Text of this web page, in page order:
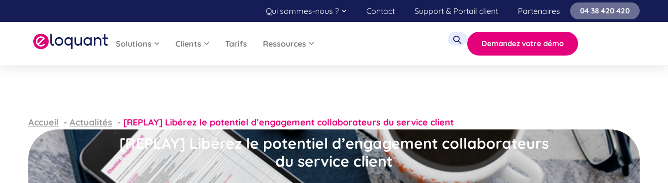
Qui sommes-nous ? Contact Support & Portail client Partenaires 04 38 420 420
Solutions Clients Tarifs Ressources Demandez votre démo
Accueil Actualités [REPLAY] Libérez le potentiel d’engagement collaborateurs du service client
[REPLAY] Libérez le potentiel d’engagement collaborateurs
du service client